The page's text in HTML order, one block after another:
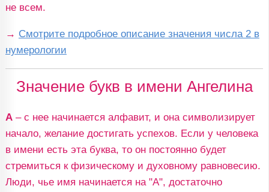
не всем.
→ Смотрите подробное описание значения числа 2 в
нумерологии
Значение букв в имени Ангелина
А– с нее начинается алфавит, и она символизирует
начало, желание достигать успехов. Если у человека
в имени есть эта буква, то он постоянно будет
стремиться к физическому и духовному равновесию.
Люди, чье имя начинается на "А", достаточно